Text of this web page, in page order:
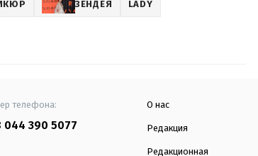
ЗЕНДЕЯ LADY
телефона:
044 390 5077
О нас
Редакция
Редакционная